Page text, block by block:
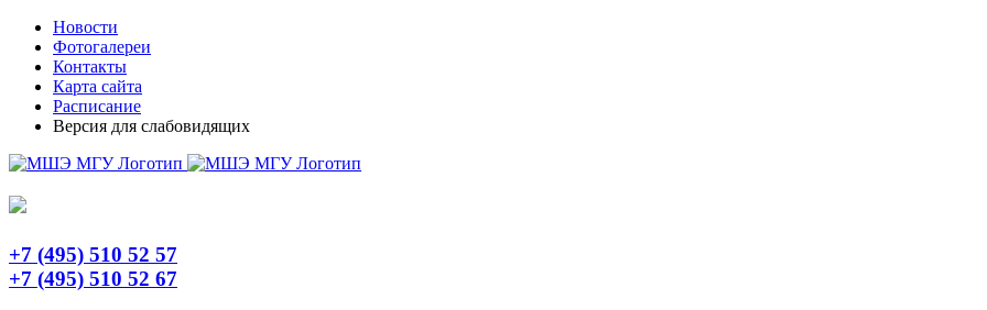
Skip
content
TelegramНовости
Фотогалереи
Контакты
Карта сайта
Расписание
Версия для слабовидящих
+7 (495) 510 52 57
+7 (495) 510 52 67